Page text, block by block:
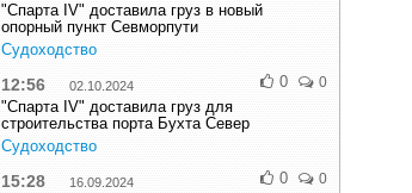
"Спарта IV" доставила груз в новый
опорный пункт Севморпути
Судоходство
12:56 02.10.2024
"Спарта IV" доставила груз для
строительства порта Бухта Север
Судоходство
0 0
15:28 16.09.2024 0 0